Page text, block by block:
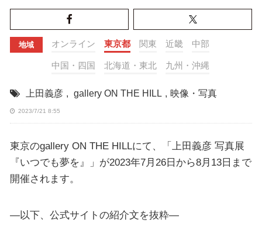
地域 オンライン 東京都 関東 近畿 中部
中国・四国 北海道・東北 九州・沖縄
上田義彦 , gallery ON THE HILL , 映像・写真
2023/7/21 8:55
東京のgallery ON THE HILLにて、「上田義彦 写真展
『いつでも夢を』」が2023年7月26日から8月13日まで
開催されます。
—以下、公式サイトの紹介文を抜粋—